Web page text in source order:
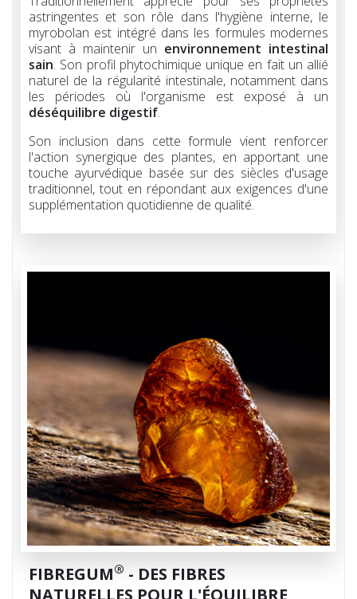
astringentes et son rôle dans l'hygiène interne, le
myrobolan est intégré dans les formules modernes
visant à maintenir un environnement intestinal
sain. Son profil phytochimique unique en fait un allié
naturel de la régularité intestinale, notamment dans
les périodes où l'organisme est exposé à un
déséquilibre digestif.
Son inclusion dans cette formule vient renforcer
l'action synergique des plantes, en apportant une
touche ayurvédique basée sur des siècles d'usage
traditionnel, tout en répondant aux exigences d'une
supplémentation quotidienne de qualité.
FIBREGUM® - DES FIBRES
NATURELLES POUR L'ÉQUILIBRE